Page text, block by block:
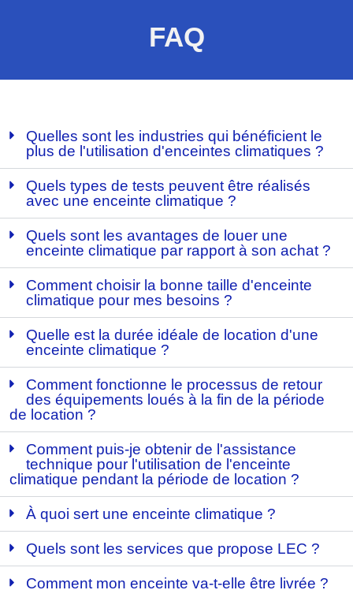
FAQ
Quelles sont les industries qui bénéficient le
plus de l'utilisation d'enceintes climatiques ?
Quels types de tests peuvent être réalisés
avec une enceinte climatique ?
Quels sont les avantages de louer une
enceinte climatique par rapport à son achat ?
Comment choisir la bonne taille d'enceinte
climatique pour mes besoins ?
Quelle est la durée idéale de location d'une
enceinte climatique ?
Comment fonctionne le processus de retour
des équipements loués à la fin de la période
de location ?
Comment puis-je obtenir de l'assistance
technique pour l'utilisation de l'enceinte
climatique pendant la période de location ?
À quoi sert une enceinte climatique ?
Quels sont les services que propose LEC ?
Comment mon enceinte va-t-elle être livrée ?